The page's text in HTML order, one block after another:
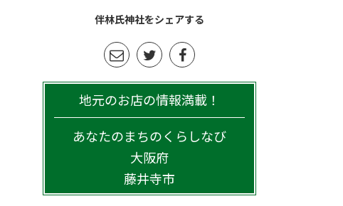
伴林氏神社をシェアする
地元のお店の情報満載！
あなたのまちのくらしなび
大阪府
藤井寺市